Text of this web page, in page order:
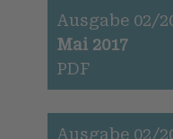
Ausgabe 02/
Mai 2017
PDF
Ausgabe 02/